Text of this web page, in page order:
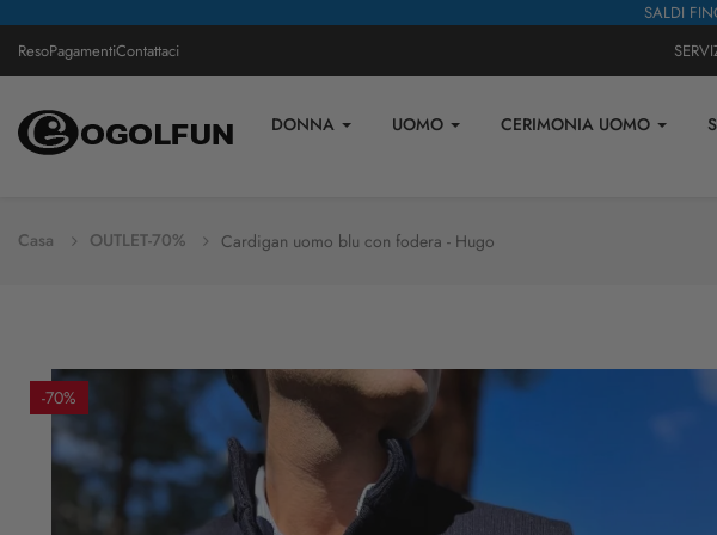
SALDI
ResoPagamentiContattaci
DONNA UOMO CERIMONIA UOMO
Casa OUTLET-70% Cardigan uomo blu con fodera - Hugo
-70%